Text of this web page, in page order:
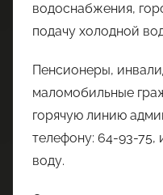
водоснабжения,
подачу холодной
Пенсионеры,
маломобильные
горячую линию
телефону: 64-93-75,
воду.